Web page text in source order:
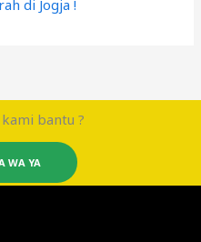
di Jogja !
bantu ?
WA YA